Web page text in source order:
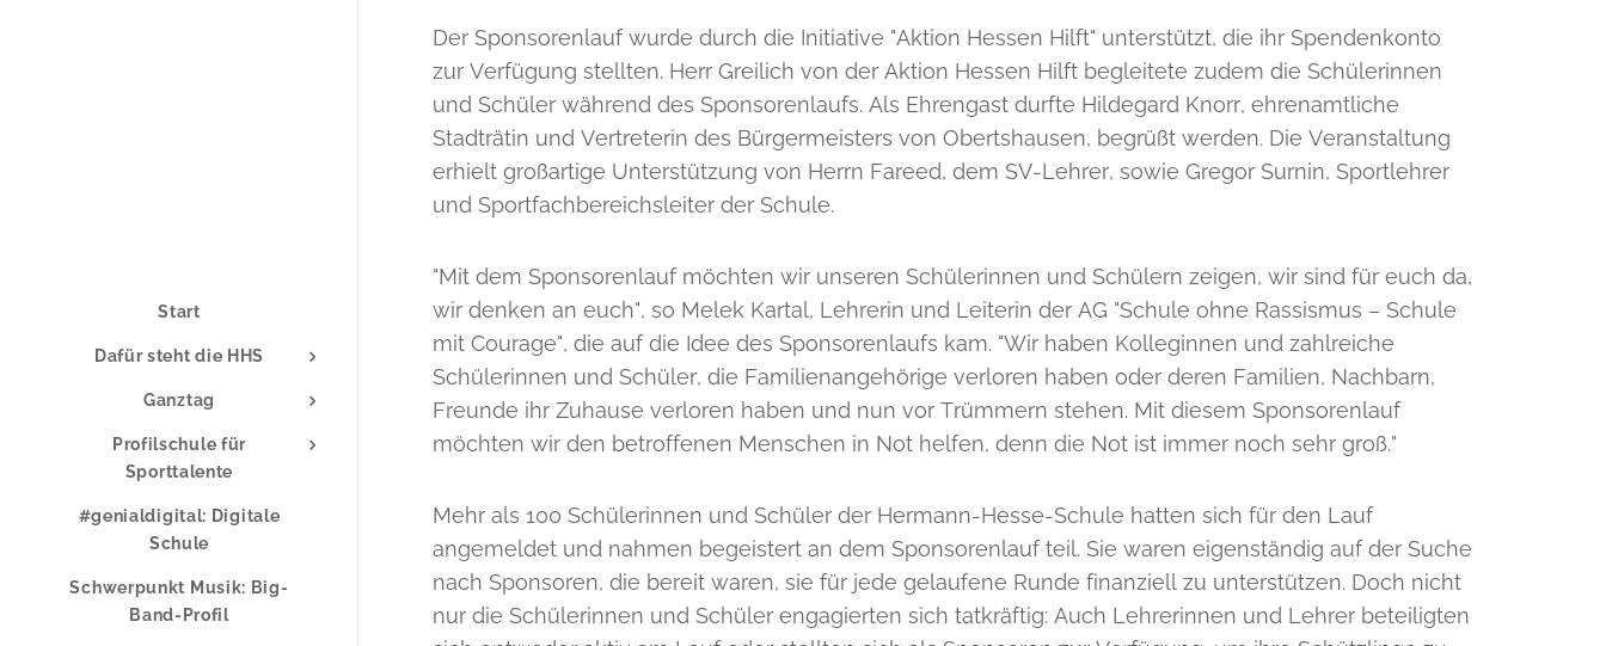
Start
Dafür steht die HHS
Ganztag
Profilschule für
Sporttalente
#genialdigital: Digitale
Schule
Schwerpunkt Musik: Big-
Band-Profil
Der Sponsorenlauf wurde durch die Initiative "Aktion Hessen Hilft" unterstützt, die ihr Spendenkonto
zur Verfügung stellten. Herr Greilich von der Aktion Hessen Hilft begleitete zudem die Schülerinnen
und Schüler während des Sponsorenlaufs. Als Ehrengast durfte Hildegard Knorr, ehrenamtliche
Stadträtin und Vertreterin des Bürgermeisters von Obertshausen, begrüßt werden. Die Veranstaltung
erhielt großartige Unterstützung von Herrn Fareed, dem SV-Lehrer, sowie Gregor Surnin, Sportlehrer
und Sportfachbereichsleiter der Schule.
"Mit dem Sponsorenlauf möchten wir unseren Schülerinnen und Schülern zeigen, wir sind für euch da,
wir denken an euch", so Melek Kartal, Lehrerin und Leiterin der AG "Schule ohne Rassismus – Schule
mit Courage", die auf die Idee des Sponsorenlaufs kam. "Wir haben Kolleginnen und zahlreiche
Schülerinnen und Schüler, die Familienangehörige verloren haben oder deren Familien, Nachbarn,
Freunde ihr Zuhause verloren haben und nun vor Trümmern stehen. Mit diesem Sponsorenlauf
möchten wir den betroffenen Menschen in Not helfen, denn die Not ist immer noch sehr groß."
Mehr als 100 Schülerinnen und Schüler der Hermann-Hesse-Schule hatten sich für den Lauf
angemeldet und nahmen begeistert an dem Sponsorenlauf teil. Sie waren eigenständig auf der Suche
nach Sponsoren, die bereit waren, sie für jede gelaufene Runde finanziell zu unterstützen. Doch nicht
nur die Schülerinnen und Schüler engagierten sich tatkräftig: Auch Lehrerinnen und Lehrer beteiligten